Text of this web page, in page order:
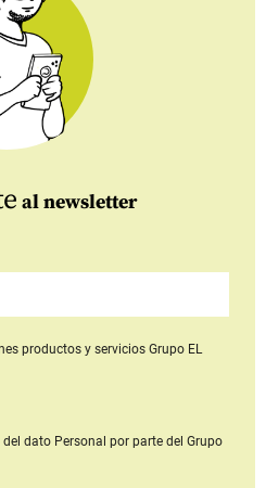
al newsletter
productos y serviciosGrupo EL
dato Personal por parte del Grupo